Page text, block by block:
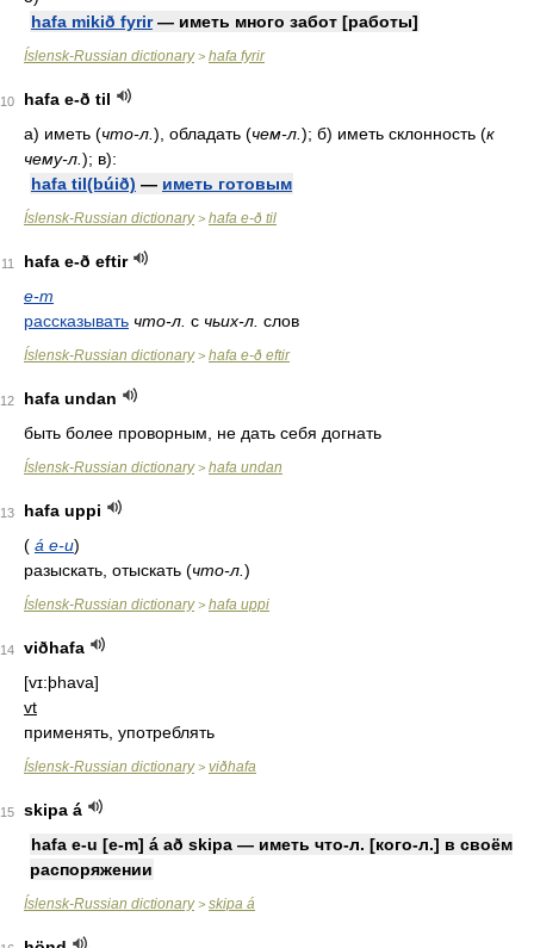
hafa mikið fyrir— иметь много забот [работы]
Íslensk-Russian dictionary> hafa fyrir
10
hafa e-ð til
а) иметь (что-л. ), обладать (чем-л. ); б) иметь склонность (к
чему-л. ); в):
hafa til(búið) — иметь готовым
Íslensk-Russian dictionary> hafa e-ð til
11
hafa e-ð eftir
e-m
рассказывать что-л. с чьих-л. слов
Íslensk-Russian dictionary> hafa e-ð eftir
12
hafa undan
быть более проворным, не дать себя догнать
Íslensk-Russian dictionary> hafa undan
13
hafa uppi
( á e-u)
разыскать, отыскать (что-л. )
Íslensk-Russian dictionary> hafa uppi
14
viðhafa
[vɪ:þhava]
vt
применять, употреблять
Íslensk-Russian dictionary> viðhafa
15
skipa á
hafa e-u [e-m] á að skipa — иметь что-л. [кого-л.] в своём
распоряжении
Íslensk-Russian dictionary> skipa á